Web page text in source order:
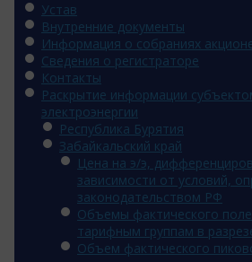
Устав
Внутренние документы
Информация о собраниях
Сведения о регистраторе
Контакты
Раскрытие информации
электроэнергии
Республика Бурятия
Забайкальский край
Цена на э/э,
зависимости от условий,
законодательством РФ
Объемы фактического
тарифным группам в
Объем фактического